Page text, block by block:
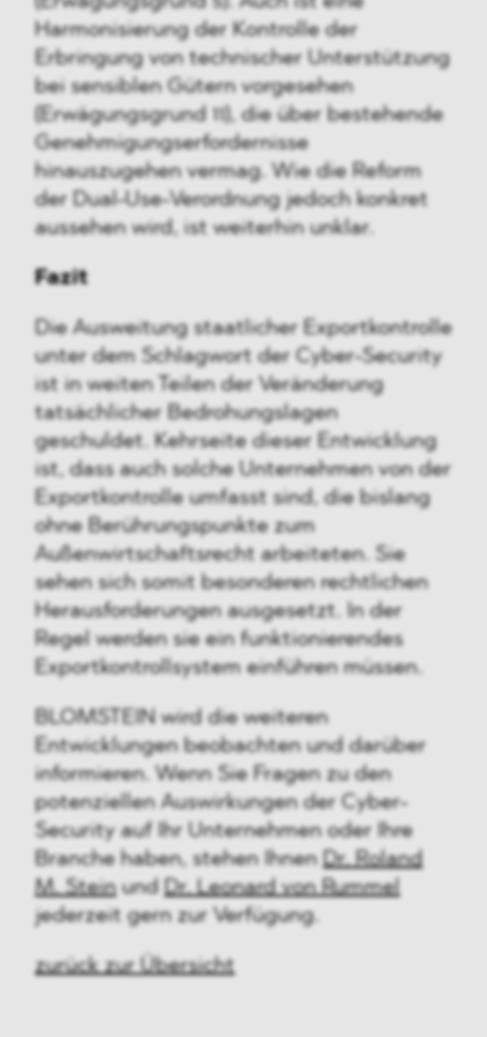
Harmonisierung der Kontrolle der
Erbringung von technischer Unterstützung
bei sensiblen Gütern vorgesehen
(Erwägungsgrund 11), die über bestehende
Genehmigungserfordernisse
hinauszugehen vermag. Wie die Reform
der Dual-Use-Verordnung jedoch konkret
aussehen wird, ist weiterhin unklar.
Fazit
Die Ausweitung staatlicher Exportkontrolle
unter dem Schlagwort der Cyber-Security
ist in weiten Teilen der Veränderung
tatsächlicher Bedrohungslagen
geschuldet. Kehrseite dieser Entwicklung
ist, dass auch solche Unternehmen von der
Exportkontrolle umfasst sind, die bislang
ohne Berührungspunkte zum
Außenwirtschaftsrecht arbeiteten. Sie
sehen sich somit besonderen rechtlichen
Herausforderungen ausgesetzt. In der
Regel werden sie ein funktionierendes
Exportkontrollsystem einführen müssen.
BLOMSTEIN wird die weiteren
Entwicklungen beobachten und darüber
informieren. Wenn Sie Fragen zu den
potenziellen Auswirkungen der Cyber-
Security auf Ihr Unternehmen oder Ihre
Branche haben, stehen Ihnen Dr. Roland
M. Steinund Dr. Leonard von Rummel
jederzeit gern zur Verfügung.
zurück zur Übersicht